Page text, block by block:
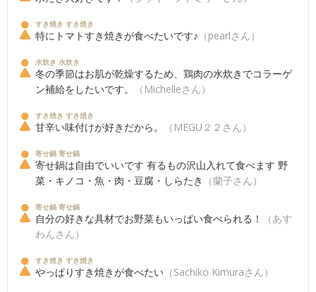
すき焼き すき焼き
特にトマトすき焼きが食べたいです♪ （pearlさん）
水炊き 水炊き
冬の季節はお肌が乾燥するため、鶏肉の水炊きでコラーゲ
ン補給をしたいです。
（Michelleさん）
すき焼き すき焼き
甘辛い味付けが好きだから。 （MEGU２２さん）
寄せ鍋 寄せ鍋
寄せ鍋は自由でいいです 有るもの沢山入れて食べます 野
菜・キノコ・魚・肉・豆腐・しらたき
（蘭子さん）
寄せ鍋 寄せ鍋
自分の好きな具材でお野菜もいっぱい食べられる！
（あす
わんさん）
すき焼き すき焼き
やっぱりすき焼きが食べたい （Sachiko Kimuraさん）